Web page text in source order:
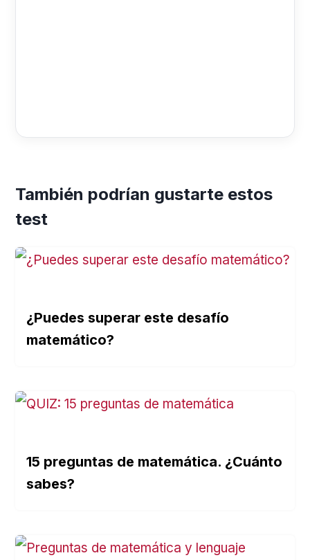
También podrían gustarte estos
test
¿Puedes superar este desafío
matemático?
15 preguntas de matemática. ¿Cuánto
sabes?